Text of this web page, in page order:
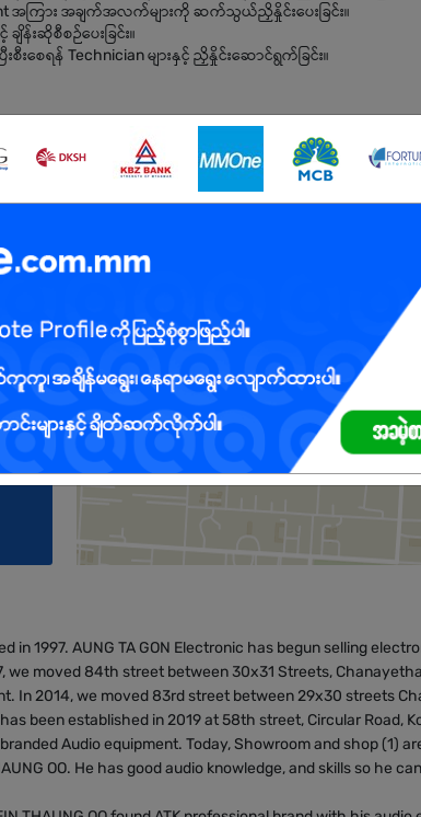
အကြား အချက်အလက်များကို ဆက်သွယ်ညှိနှိုင်းပေးခြင်း။
ျိန်းဆိုစီစဉ်ပေးခြင်း။
းစေရန် Technician များနှင့် ညှိနှိုင်းဆောင်ရွက်ခြင်း။
းသူ ဖြစ်ရမည်။
စ် အထက် ရှိရမည်။
သုံးပြုနိုင်ရမည်။
ဖြေရှင်းနိုင်စွမ်းရှိသူ (Problem Solving Skill) ဖြစ်ရမည်။
ကမ်းများကို စံနမူနာပြ လိုက်နာနိုင်သူ ဖြစ်ရမည်။
in 1997. AUNG TA GON Electronic has begun selling
we moved 84th street between 30x31 Streets,
In 2014, we moved 83rd street between 29x30 streets
been established in 2019 at 58th street, Circular Road,
Audio equipment. Today, Showroom and shop (1)
OO. He has good audio knowledge, and skills so he